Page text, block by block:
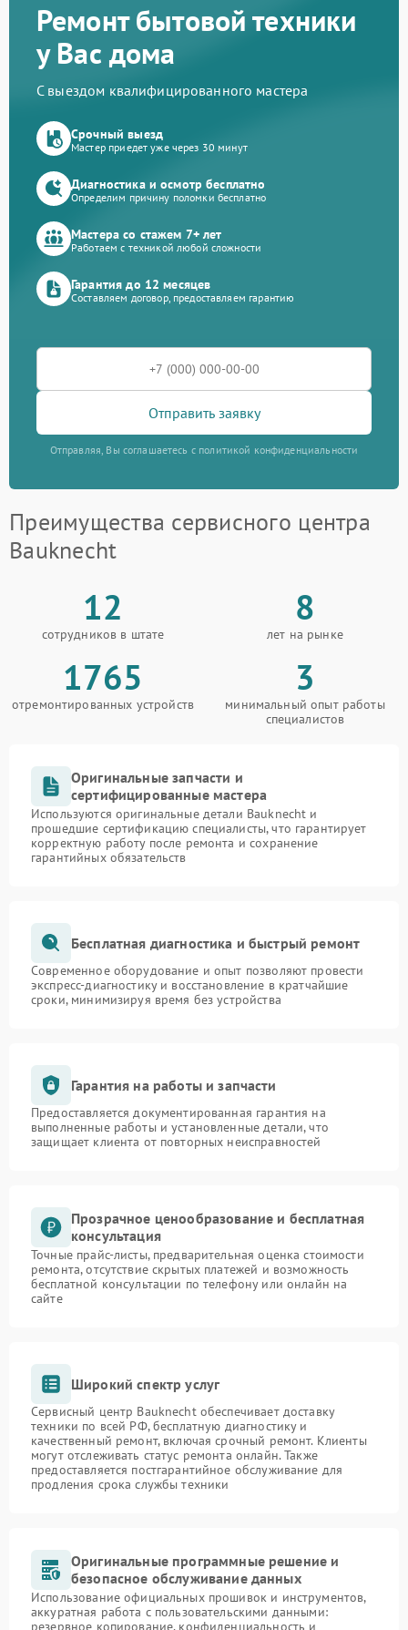
Ремонт бытовой техники
у Вас дома
С выездом квалифицированного мастера
Срочный выезд
Мастер приедет уже через 30 минут
Диагностика и осмотр бесплатно
Определим причину поломки бесплатно
Мастера со стажем 7+ лет
Работаем с техникой любой сложности
Гарантия до 12 месяцев
Составляем договор, предоставляем гарантию
Отправить заявку
Отправляя, Вы соглашаетесь с политикой конфиденциальности
Преимущества сервисного центра
Bauknecht
12
сотрудников в штате
8
лет на рынке
1765
отремонтированных устройств
3
минимальный опыт работы
специалистов
Оригинальные запчасти и
сертифицированные мастера
Используются оригинальные детали Bauknecht и
прошедшие сертификацию специалисты, что гарантирует
корректную работу после ремонта и сохранение
гарантийных обязательств
Бесплатная диагностика и быстрый ремонт
Современное оборудование и опыт позволяют провести
экспресс-диагностику и восстановление в кратчайшие
сроки, минимизируя время без устройства
Гарантия на работы и запчасти
Предоставляется документированная гарантия на
выполненные работы и установленные детали, что
защищает клиента от повторных неисправностей
Прозрачное ценообразование и бесплатная
консультация
Точные прайс-листы, предварительная оценка стоимости
ремонта, отсутствие скрытых платежей и возможность
бесплатной консультации по телефону или онлайн на
сайте
Широкий спектр услуг
Сервисный центр Bauknecht обеспечивает доставку
техники по всей РФ, бесплатную диагностику и
качественный ремонт, включая срочный ремонт. Клиенты
могут отслеживать статус ремонта онлайн. Также
предоставляется постгарантийное обслуживание для
продления срока службы техники
Оригинальные программные решение и
безопасное обслуживание данных
Использование официальных прошивок и инструментов,
аккуратная работа с пользовательскими данными:
резервное копирование, конфиденциальность и